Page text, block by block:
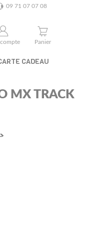
09 71 07 07 08
Panier
CADEAU
MX TRACK